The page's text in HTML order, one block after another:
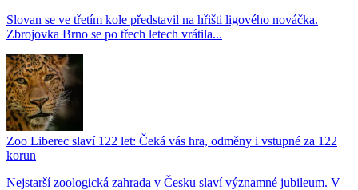
Slovan se ve třetím kole představil na hřišti ligového nováčka.
Zbrojovka Brno se po třech letech vrátila...
Zoo Liberec slaví 122 let: Čeká vás hra, odměny i vstupné za 122
korun
Nejstarší zoologická zahrada v Česku slaví významné jubileum. V